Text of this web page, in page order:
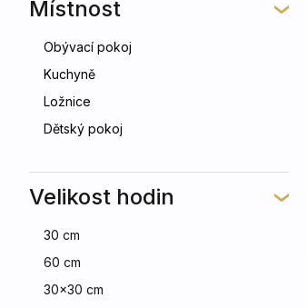
Místnost
Obývací pokoj
Kuchyně
Ložnice
Dětský pokoj
Velikost hodin
30 cm
60 cm
30x30 cm